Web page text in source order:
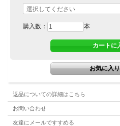
購入数： 本
返品についての詳細はこちら
お問い合わせ
友達にメールですすめる